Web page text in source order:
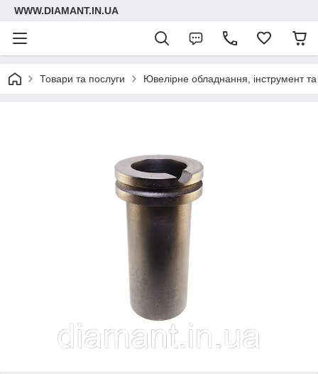
WWW.DIAMANT.IN.UA
Товари та послуги Ювелірне обладнання, інструмент та